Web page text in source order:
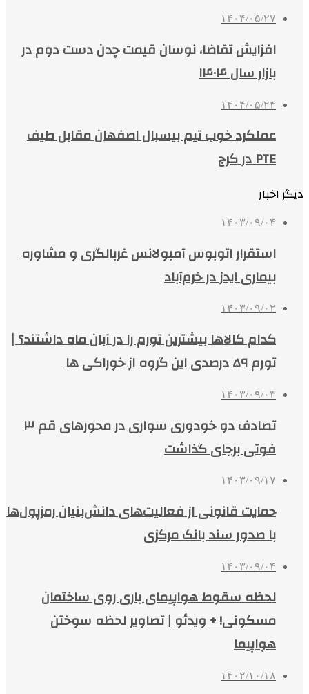
۱۴۰۴/۰۵/۲۷
افزایش تقاضا، نوسان قیمت چدن دست دوم در
بازار سال ۱۴۰۴
۱۴۰۴/۰۵/۲۴
عملکرد خوب تیم بیسبال اصفهان مقابل طیف
PTE در کرج
دیگر اخبار
۱۴۰۳/۰۹/۰۴
استقرار اتوبوس آمبولانس غربالگری و مشاوره
بیماری ایدز در خرم‌آباد
۱۴۰۳/۰۹/۰۲
کدام کالاها بیشترین تورم را در آبان ماه داشتند؟ |
تورم ۵۹ درصدی این گروه از خوراکی ها
۱۴۰۳/۰۹/۰۳
تصادف دو خودوری سواری در محورهای قم ۳
فوتی برجای گذاشت
۱۴۰۳/۰۹/۱۷
حمایت قانونی از فعالیت‌های دانش‌بنیان رمزپول‌ها
با صدور سند بانک مرکزی
۱۴۰۳/۰۹/۰۴
لحظه سقوط هواپیمای باری روی ساختمان
مسکونی! + ویدئو | تصاویر لحظه سوختن
هواپیما
۱۴۰۲/۱۰/۱۸